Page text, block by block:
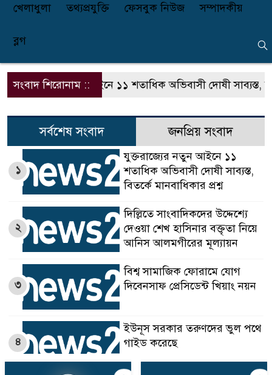
খেলাধুলা তথ্যপ্রযুক্তি ফেসবুক নিউজ সম্পাদকীয়
ব্লগ
সংবাদ শিরোনাম ::
নতুন আইনে ১১ শতাধিক অভিবাসী দোষী সাব্যস্ত, বিতর্কে
সর্বশেষ সংবাদ জনপ্রিয় সংবাদ
যুক্তরাজ্যের নতুন আইনে ১১
শতাধিক অভিবাসী দোষী সাব্যস্ত,
বিতর্কে মানবাধিকার প্রশ্ন
১
দিল্লিতে সাংবাদিকদের উদ্দেশ্যে
দেওয়া শেখ হাসিনার বক্তৃতা নিয়ে
আনিস আলমগীরের মূল্যায়ন
২
বিশ্ব সামাজিক ফোরামে যোগ
দিবেনসাফ প্রেসিডেন্ট খিয়াং নয়ন
৩
ইউনূস সরকার তরুণদের ভুল পথে
গাইড করেছে
৪